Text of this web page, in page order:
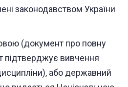
законодавством України
(документ про повну
підтверджує вивчення
або державний